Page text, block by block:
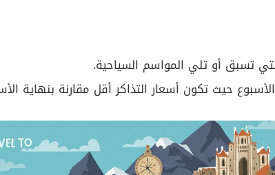
تسبق أو تلي المواسم السياحية.
حيث تكون أسعار التذاكر أقل مقارنة بنهاية